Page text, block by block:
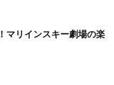
マリインスキー劇場の楽